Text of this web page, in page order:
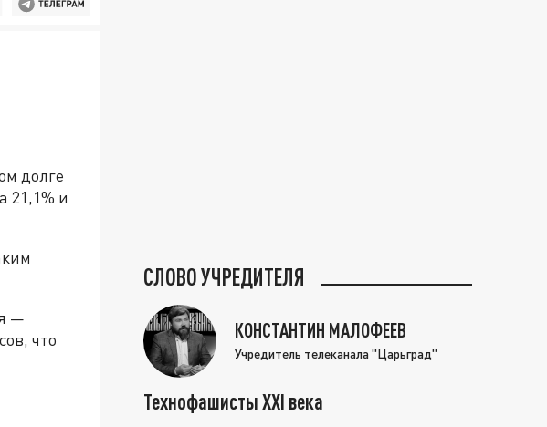
долге
21,1% и
—
что
СЛОВО УЧРЕДИТЕЛЯ
КОНСТАНТИН МАЛОФЕЕВ
Учредитель телеканала "Царьград"
Технофашисты XXI века